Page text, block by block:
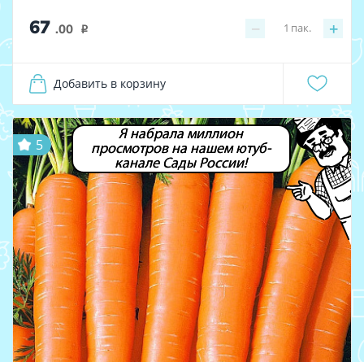
67 .00 i − +
1 пак.
Добавить в корзину
Я набрала миллион
просмотров на нашем ютуб-
канале Сады России!
5